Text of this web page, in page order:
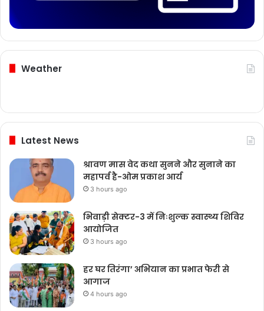
Weather
Latest News
श्रावण मास वेद कथा सुनने और सुनाने का
महापर्व है-ओम प्रकाश आर्य
3 hours ago
भिवाड़ी सेक्टर-3 में निःशुल्क स्वास्थ्य शिविर
आयोजित
3 hours ago
हर घर तिरंगा’ अभियान का प्रभात फेरी से
आगाज
4 hours ago